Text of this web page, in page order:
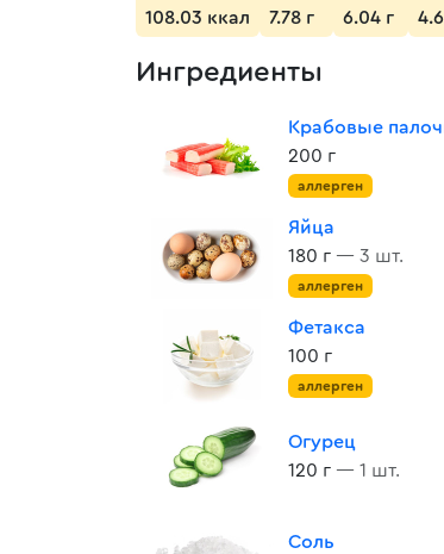
108.03 ккал
7.78 г
6.04 г
Ингредиенты
Крабовые
200 г
аллерген
Яйца
180 г — 3 шт.
аллерген
Фетакса
100 г
аллерген
Огурец
120 г — 1 шт.
Соль